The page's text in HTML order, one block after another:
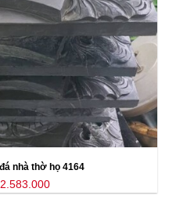
nhà thờ họ 4164